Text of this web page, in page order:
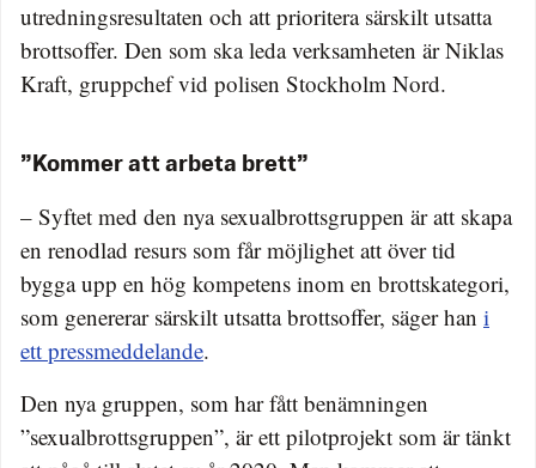
utredningsresultaten och att prioritera särskilt utsatta
brottsoffer. Den som ska leda verksamheten är Niklas
Kraft, gruppchef vid polisen Stockholm Nord.
”Kommer att arbeta brett”
– Syftet med den nya sexualbrottsgruppen är att skapa
en renodlad resurs som får möjlighet att över tid
bygga upp en hög kompetens inom en brottskategori,
som genererar särskilt utsatta brottsoffer, säger han i
ett pressmeddelande.
Den nya gruppen, som har fått benämningen
”sexualbrottsgruppen”, är ett pilotprojekt som är tänkt